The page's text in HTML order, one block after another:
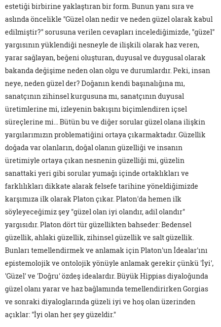
estetiği birbirine yaklaştıran bir form. Bunun yanı sıra ve
aslında öncelikle "Güzel olan nedir ve neden güzel olarak kabul
edilmiştir?" sorusuna verilen cevapları incelediğimizde, "güzel"
yargısının yüklendiği nesneyle de ilişkili olarak haz veren,
yarar sağlayan, beğeni oluşturan, duyusal ve duygusal olarak
bakanda değişime neden olan olgu ve durumlardır. Peki, insan
neye, neden güzel der? Doğanın kendi başınalığına mı,
sanatçının zihinsel kurgusuna mı, sanatçının duyusal
üretimlerine mi, izleyenin bakışını biçimlendiren içsel
süreçlerine mi… Bütün bu ve diğer sorular güzel olana ilişkin
yargılarımızın problematiğini ortaya çıkarmaktadır. Güzellik
doğada var olanların, doğal olanın güzelliği ve insanın
üretimiyle ortaya çıkan nesnenin güzelliği mi, güzelin
sanattaki yeri gibi sorular yumağı içinde ortaklıkları ve
farklılıkları dikkate alarak felsefe tarihine yöneldiğimizde
karşımıza ilk olarak Platon çıkar. Platon'da hemen ilk
söyleyeceğimiz şey "güzel olan iyi olandır, adil olandır"
yargısıdır. Platon dört tür güzellikten bahseder: Bedensel
güzellik, ahlaki güzellik, zihinsel güzellik ve salt güzellik.
Bunları temellendirmek ve anlamak için Platon'un İdealar'ını
epistemolojik ve ontolojik yönüyle anlamak gerekir çünkü 'İyi',
'Güzel' ve 'Doğru' özdeş idealardır. Büyük Hippias diyaloğunda
güzel olanı yarar ve haz bağlamında temellendirirken Gorgias
ve sonraki diyaloglarında güzeli iyi ve hoş olan üzerinden
açıklar: "İyi olan her şey güzeldir."